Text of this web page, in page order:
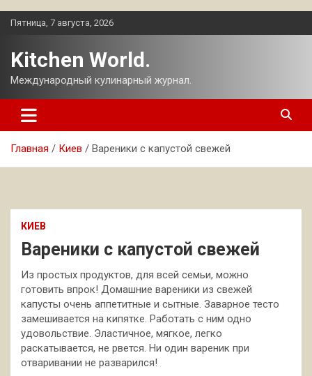
Перейти
Пятница, 7 августа, 2026
Kitchen World.
Международный кулинарный журнал.
Главная Киев Вареники с капустой свежей
КИЕВ
Вареники с капустой свежей
Из простых продуктов, для всей семьи, можно
готовить впрок! Домашние вареники из свежей
капусты очень аппетитные и сытные. Заварное тесто
замешивается на кипятке. Работать с ним одно
удовольствие. Эластичное, мягкое, легко
раскатывается, не рвется. Ни один вареник при
отваривании не разварился!